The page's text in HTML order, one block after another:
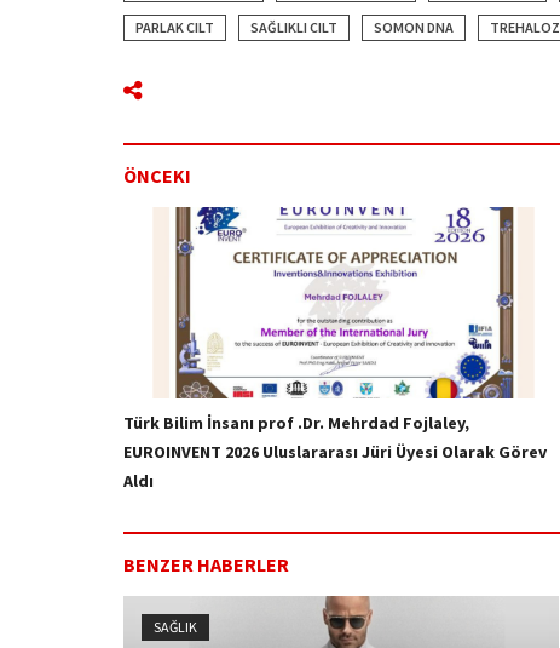
PARLAK CILT SAĞLIKLI CILT SOMON DNA TREHALOZ
ÖNCEKI
Türk Bilim İnsanı prof .Dr. Mehrdad Fojlaley,
EUROINVENT 2026 Uluslararası Jüri Üyesi Olarak Görev
Aldı
BENZER HABERLER
SAĞLIK